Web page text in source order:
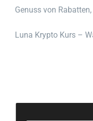
Genuss von
Luna Krypto Kurs –